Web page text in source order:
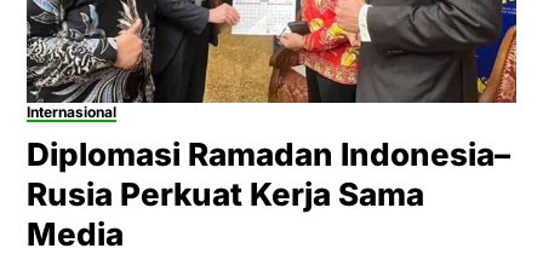
Internasional
Diplomasi Ramadan Indonesia–
Rusia Perkuat Kerja Sama
Media